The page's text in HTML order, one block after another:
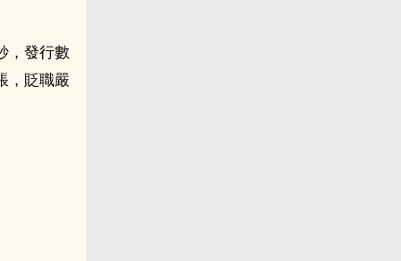
，發行數
，貶職嚴